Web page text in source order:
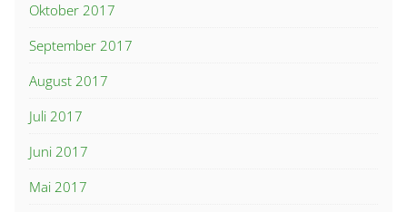
Oktober 2017
September 2017
August 2017
Juli 2017
Juni 2017
Mai 2017